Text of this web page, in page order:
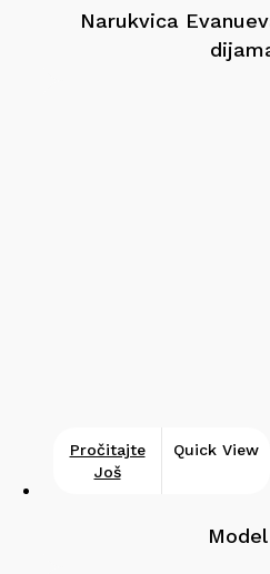
Narukvica
Pročitajte
Još
Quick View